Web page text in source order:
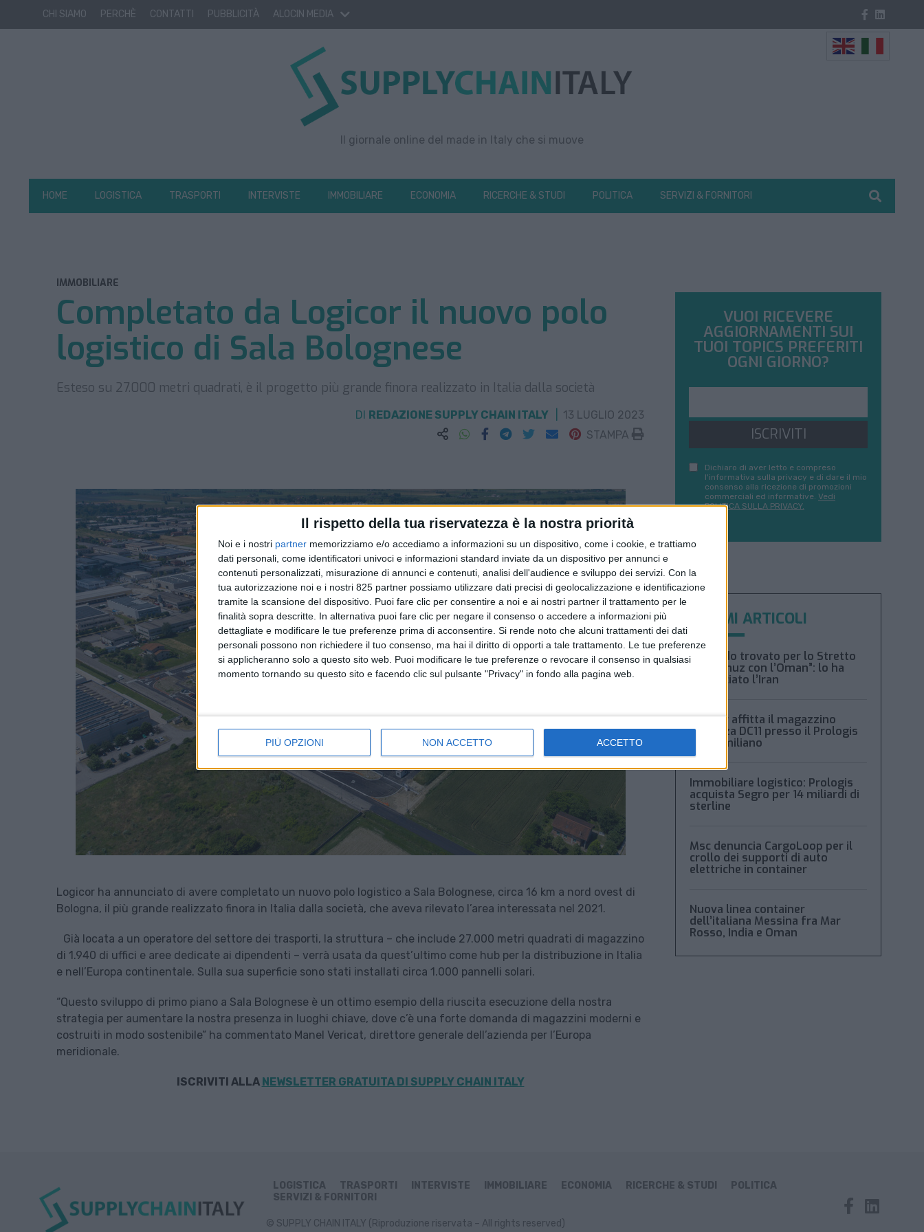
Il rispetto della tua riservatezza è la nostra priorità
Noi e i nostri partner memorizziamo e/o accediamo a informazioni su un dispositivo, come i cookie, e trattiamo
dati personali, come identificatori univoci e informazioni standard inviate da un dispositivo per annunci e
contenuti personalizzati, misurazione di annunci e contenuti, analisi dell'audience e sviluppo dei servizi. Con la
tua autorizzazione noi e i nostri 825 partner possiamo utilizzare dati precisi di geolocalizzazione e identificazione
tramite la scansione del dispositivo. Puoi fare clic per consentire a noi e ai nostri partner il trattamento per le
finalità sopra descritte. In alternativa puoi fare clic per negare il consenso o accedere a informazioni più
dettagliate e modificare le tue preferenze prima di acconsentire. Si rende noto che alcuni trattamenti dei dati
personali possono non richiedere il tuo consenso, ma hai il diritto di opporti a tale trattamento. Le tue preferenze
si applicheranno solo a questo sito web. Puoi modificare le tue preferenze o revocare il consenso in qualsiasi
momento tornando su questo sito e facendo clic sul pulsante "Privacy" in fondo alla pagina web.
PIÙ OPZIONI NON ACCETTO ACCETTO
CHI SIAMO PERCHÈ CONTATTI PUBBLICITÀ ALOCIN MEDIA
Il giornale online del made in Italy che si muove
HOME LOGISTICA TRASPORTI INTERVISTE IMMOBILIARE ECONOMIA RICERCHE & STUDI POLITICA SERVIZI & FORNITORI
IMMOBILIARE
Completato da Logicor il nuovo polo
logistico di Sala Bolognese
Esteso su 27.000 metri quadrati, è il progetto più grande finora realizzato in Italia dalla società
DI REDAZIONE SUPPLY CHAIN ITALY
13 LUGLIO 2023
STAMPA
Logicor ha annunciato di avere completato un nuovo polo logistico a Sala Bolognese, circa 16 km a nord ovest di
Bologna, il più grande realizzato finora in Italia dalla società, che aveva rilevato l’area interessata nel 2021.
Già locata a un operatore del settore dei trasporti, la struttura – che include 27.000 metri quadrati di magazzino
di 1.940 di uffici e aree dedicate ai dipendenti – verrà usata da quest’ultimo come hub per la distribuzione in Italia
e nell’Europa continentale. Sulla sua superficie sono stati installati circa 1.000 pannelli solari.
“Questo sviluppo di primo piano a Sala Bolognese è un ottimo esempio della riuscita esecuzione della nostra
strategia per aumentare la nostra presenza in luoghi chiave, dove c’è una forte domanda di magazzini moderni e
costruiti in modo sostenibile” ha commentato Manel Vericat, direttore generale dell’azienda per l’Europa
meridionale.
ISCRIVITI ALLA NEWSLETTER GRATUITA DI SUPPLY CHAIN ITALY
VUOI RICEVERE
AGGIORNAMENTI SUI
TUOI TOPICS PREFERITI
OGNI GIORNO?
ISCRIVITI
Dichiaro di aver letto e compreso
l'informativa sulla privacy e di dare il mio
consenso alla ricezione di promozioni
commerciali ed informative. Vedi
POLITICA SULLA PRIVACY.
ULTIMI ARTICOLI
“Accordo trovato per lo Stretto
di Hormuz con l’Oman”: lo ha
annunciato l’Iran
Condor affitta il magazzino
Piacenza DC11 presso il Prologis
Park emiliano
Immobiliare logistico: Prologis
acquista Segro per 14 miliardi di
sterline
Msc denuncia CargoLoop per il
crollo dei supporti di auto
elettriche in container
Nuova linea container
dell’italiana Messina fra Mar
Rosso, India e Oman
LOGISTICA TRASPORTI INTERVISTE IMMOBILIARE ECONOMIA RICERCHE & STUDI
POLITICA
SERVIZI & FORNITORI
© SUPPLY CHAIN ITALY (Riproduzione riservata – All rights reserved)